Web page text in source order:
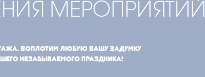
МЕРОПРИЯТИЙ
Воплотим любую вашу задумку
незабываемого праздника!